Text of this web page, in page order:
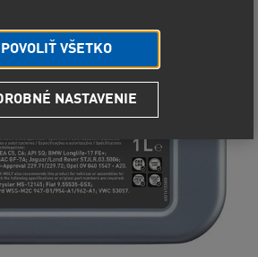
POVOLIŤ VŠETKO
NASTAVENIE